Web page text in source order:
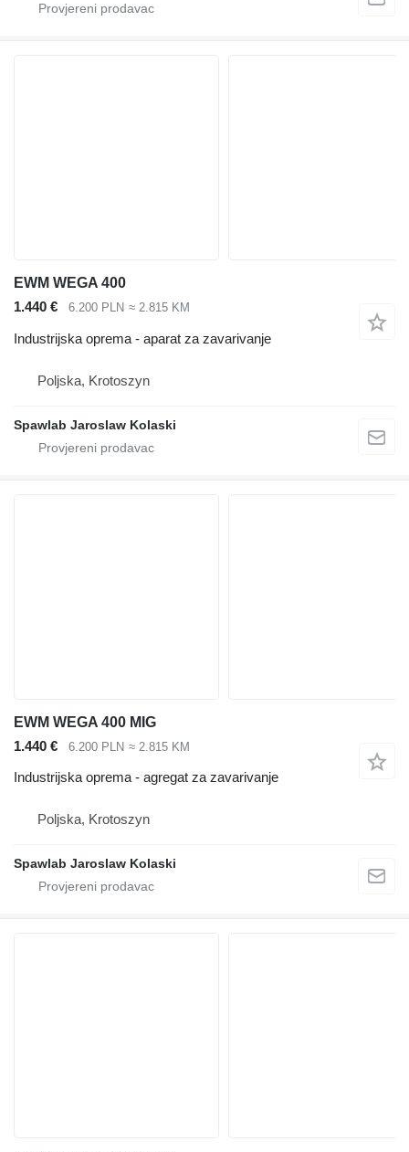
EWM WEGA 400
1.440 €
6.200 PLN ≈ 2.815 KM
Industrijska oprema - aparat za zavarivanje
Poljska, Krotoszyn
Spawlab Jaroslaw Kolaski
EWM WEGA 400 MIG
1.440 €
6.200 PLN ≈ 2.815 KM
Industrijska oprema - agregat za zavarivanje
Poljska, Krotoszyn
Spawlab Jaroslaw Kolaski